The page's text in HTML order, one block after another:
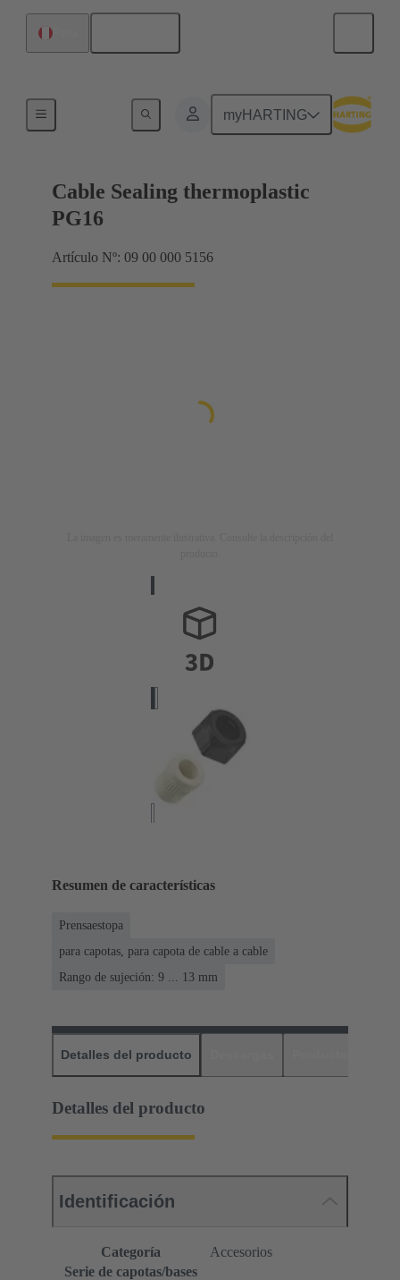
myHARTING
Cable Sealing thermoplastic
PG16
Artículo Nº: 09 00 000 5156
Resumen de características
Prensaestopa
para capotas, para capota de cable a cable
Rango de sujeción: 9 ... 13 mm
Detalles del producto
Detalles del producto
Identificación
Categoría
Accesorios
Serie de capotas/bases